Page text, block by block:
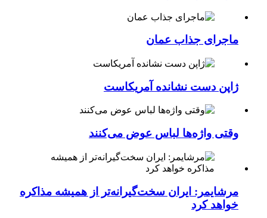
ماجرای جذاب عمان
ژاپن دست نشانده آمریکاست
وقتی واژه‌ها لباس عوض می‌کنند
مرشایمر: ایران سخت‌گیرانه‌تر از همیشه مذاکره
خواهد کرد